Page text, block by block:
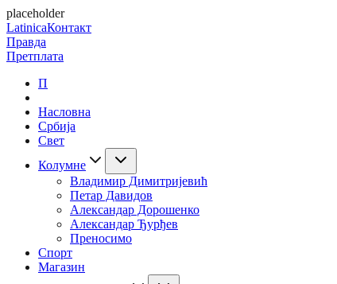
placeholder
LatinicaКонтакт
Правда
Претплата
П
Насловна
Србија
Свет
Колумне
Владимир Димитријевић
Петар Давидов
Александар Дорошенко
Александар Ђурђев
Преносимо
Спорт
Магазин